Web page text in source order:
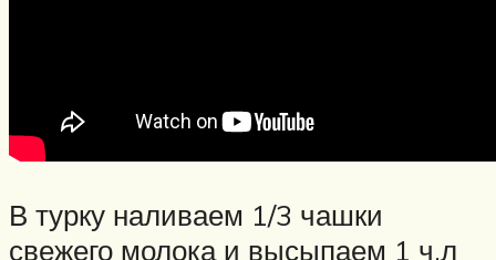
В турку наливаем 1/3 чашки
свежего молока и высыпаем 1 ч.л